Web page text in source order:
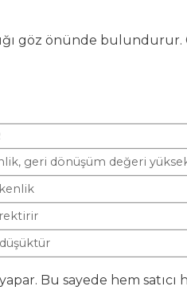
göz önünde
geri dönüşüm değeri
Bu sayede hem satıcı